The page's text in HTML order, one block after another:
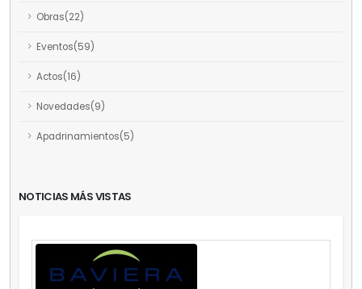
Obras(22)
Eventos(59)
Actos(16)
Novedades(9)
Apadrinamientos(5)
NOTICIAS MÁS VISTAS